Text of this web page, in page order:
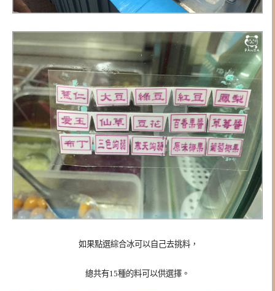
如果點選綜合冰可以自己去挑料，
總共有15種的料可以供選擇。